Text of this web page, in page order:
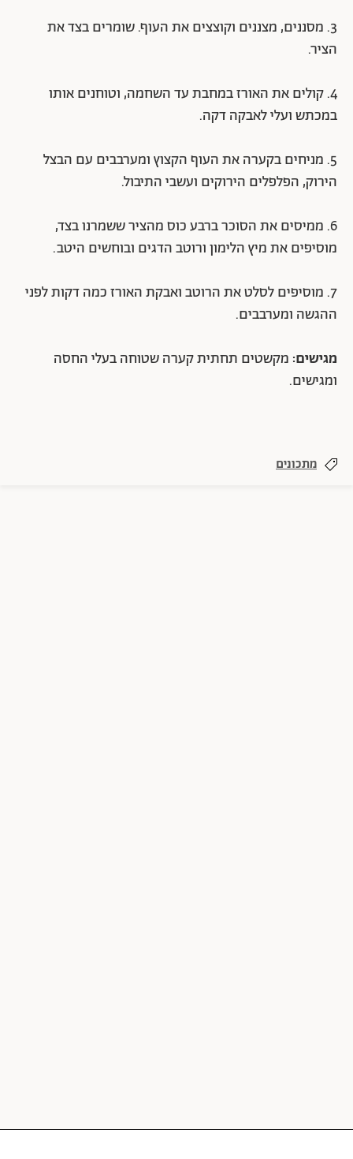
3. מסננים, מצננים וקוצצים את העוף. שומרים בצד את
הציר.
4. קולים את האורז במחבת עד השחמה, וטוחנים אותו
במכתש ועלי לאבקה דקה.
5. מניחים בקערה את העוף הקצוץ ומערבבים עם הבצל
הירוק, הפלפלים הירוקים ועשבי התיבול.
6. ממיסים את הסוכר ברבע כוס מהציר ששמרנו בצד,
מוסיפים את מיץ הלימון ורוטב הדגים ובוחשים היטב.
7. מוסיפים לסלט את הרוטב ואבקת האורז כמה דקות לפני
ההגשה ומערבבים.
מגישים: מקשטים תחתית קערה שטוחה בעלי החסה
ומגישים.
מתכונים